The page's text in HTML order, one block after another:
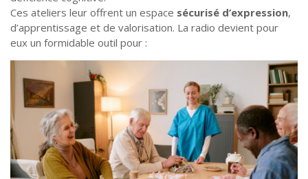
Ces ateliers leur offrent un espace sécurisé d’expression,
d’apprentissage et de valorisation. La radio devient pour
eux un formidable outil pour :